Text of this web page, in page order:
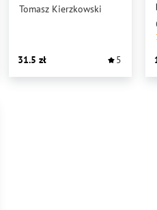
Tomasz Kierzkowski
31.5 5